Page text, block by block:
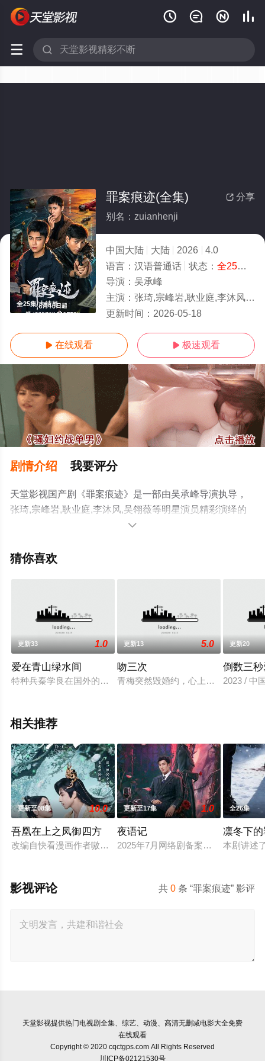
   
 
全25集/大结局
 分享
罪案痕迹(全集)
别名：zuianhenji
中国大陆 大陆 2026
4.0
语言： 汉语普通话 状态： 全25集
导演： 吴承峰
主演： 张琦,宗峰岩,耿业庭,李沐风,吴翎薇
更新时间： 2026-05-18
 在线观看  极速观看
剧情介绍 我要评分
天堂影视国产剧《罪案痕迹》是一部由吴承峰导演执导，
张琦,宗峰岩,耿业庭,李沐风,吴翎薇等明星演员精彩演绎的
中国大陆电视剧，大结局剧情已揭晓（全25集），手机免
多相关信息可移步至豆瓣电视剧、电视猫或剧情网等平台

猜你喜欢
更新33 1.0
爱在青山绿水间
特种兵秦学良在国外的维和演习中意外受伤，自愿退伍回到家
更新13 5.0
吻三次
青梅突然毁婚约，心上人竟被自己妹
更新20
倒数三
2023 / 中
相关推荐
更新至08集 10.0
吾凰在上之凤御四方
改编自快看漫画作者嗷小泽的独家连载漫画《吾凰在上》。现
更新至17集 1.0
夜语记
2025年7月网络剧备案当代 都市 海南
全26集
凛冬下
本剧讲述
共0 条 “罪案痕迹” 影评
影视评论
天堂影视提供热门电视剧全集、综艺、动漫、高清无删减电影大全免费
在线观看
Copyright © 2020 cqctgps.com All Rights Reserved
川ICP备02121530号